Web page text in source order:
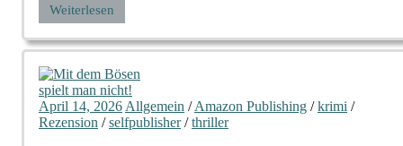
Weiterlesen
April 14, 2026 Allgemein /Amazon Publishing /krimi /
Rezension /selfpublisher/thriller